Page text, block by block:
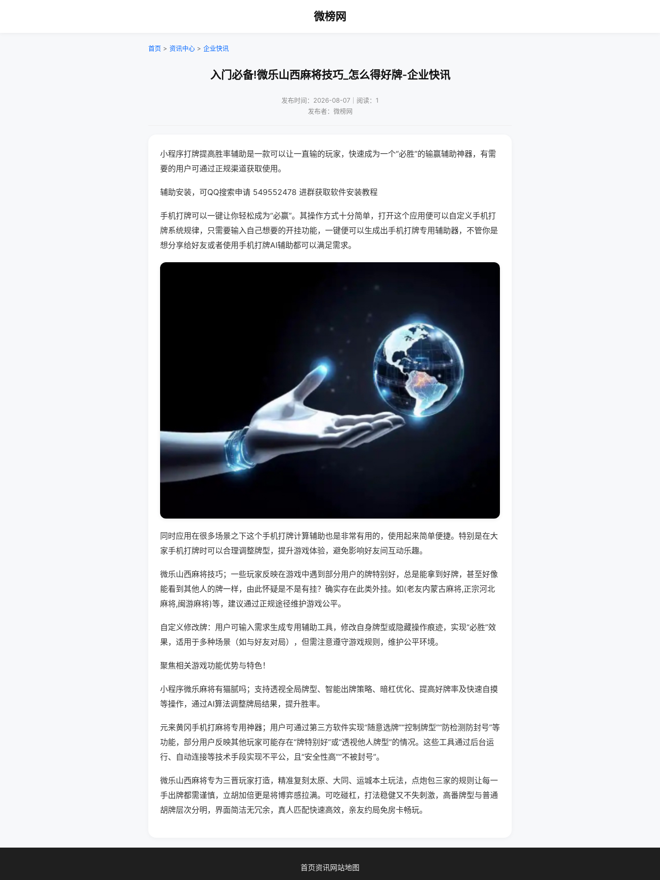
微榜网
首页 > 资讯中心 > 企业快讯
入门必备!微乐山西麻将技巧_怎么得好牌-企业快讯
发布时间：2026-08-07｜阅读：1
发布者：微榜网
小程序打牌提高胜率辅助是一款可以让一直输的玩家，快速成为一个“必胜”的输赢辅助神器，有需
要的用户可通过正规渠道获取使用。
辅助安装，可QQ搜索申请 549552478 进群获取软件安装教程
手机打牌可以一键让你轻松成为“必赢”。其操作方式十分简单，打开这个应用便可以自定义手机打
牌系统规律，只需要输入自己想要的开挂功能，一键便可以生成出手机打牌专用辅助器，不管你是
想分享给好友或者使用手机打牌AI辅助都可以满足需求。
同时应用在很多场景之下这个手机打牌计算辅助也是非常有用的，使用起来简单便捷。特别是在大
家手机打牌时可以合理调整牌型，提升游戏体验，避免影响好友间互动乐趣。
微乐山西麻将技巧；一些玩家反映在游戏中遇到部分用户的牌特别好，总是能拿到好牌，甚至好像
能看到其他人的牌一样，由此怀疑是不是有挂？确实存在此类外挂。如(老友内蒙古麻将,正宗河北
麻将,闽游麻将)等，建议通过正规途径维护游戏公平。
自定义修改牌：用户可输入需求生成专用辅助工具，修改自身牌型或隐藏操作痕迹，实现“必胜”效
果，适用于多种场景（如与好友对局），但需注意遵守游戏规则，维护公平环境。
聚焦相关游戏功能优势与特色！
小程序微乐麻将有猫腻吗；支持透视全局牌型、智能出牌策略、暗杠优化、提高好牌率及快速自摸
等操作，通过AI算法调整牌局结果，提升胜率。
元来黄冈手机打麻将专用神器；用户可通过第三方软件实现“随意选牌”“控制牌型”“防检测防封号”等
功能，部分用户反映其他玩家可能存在“牌特别好”或“透视他人牌型”的情况。这些工具通过后台运
行、自动连接等技术手段实现不平公，且“安全性高”“不被封号”。
微乐山西麻将专为三晋玩家打造，精准复刻太原、大同、运城本土玩法，点炮包三家的规则让每一
手出牌都需谨慎，立胡加倍更是将博弈感拉满。可吃碰杠，打法稳健又不失刺激，高番牌型与普通
胡牌层次分明，界面简洁无冗余，真人匹配快速高效，亲友约局免房卡畅玩。
首页资讯网站地图